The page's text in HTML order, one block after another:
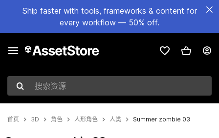
Ship faster with tools, frameworks & content for
every workflow — 50% off.
搜索资源
首页 3D 角色 人形角色 人类 Summer zombie 03